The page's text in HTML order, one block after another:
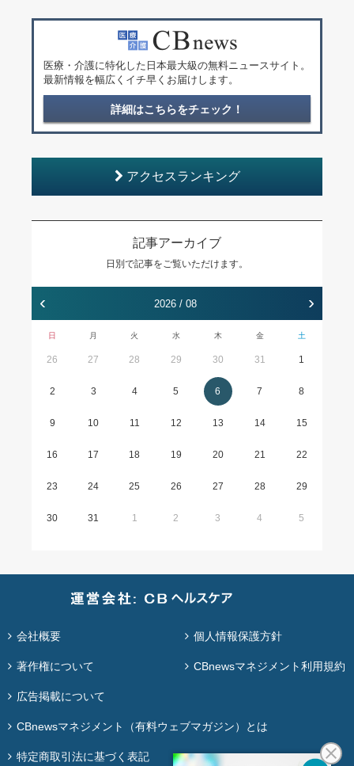
医療・介護に特化した日本最大級の無料ニュースサイト。
最新情報を幅広くイチ早くお届けします。
詳細はこちらをチェック！
アクセスランキング
記事アーカイブ
日別で記事をご覧いただけます。
‹ 2026 / 08 ›
日 月 火 水 木 金 土
26 27 28 29 30 31 1
2 3 4 5 6 7 8
9 10 11 12 13 14 15
16 17 18 19 20 21 22
23 24 25 26 27 28 29
30 31 1 2 3 4 5
会社概要 個人情報保護方針
著作権について CBnewsマネジメント利用規約
広告掲載について
CBnewsマネジメント（有料ウェブマガジン）とは
特定商取引法に基づく表記